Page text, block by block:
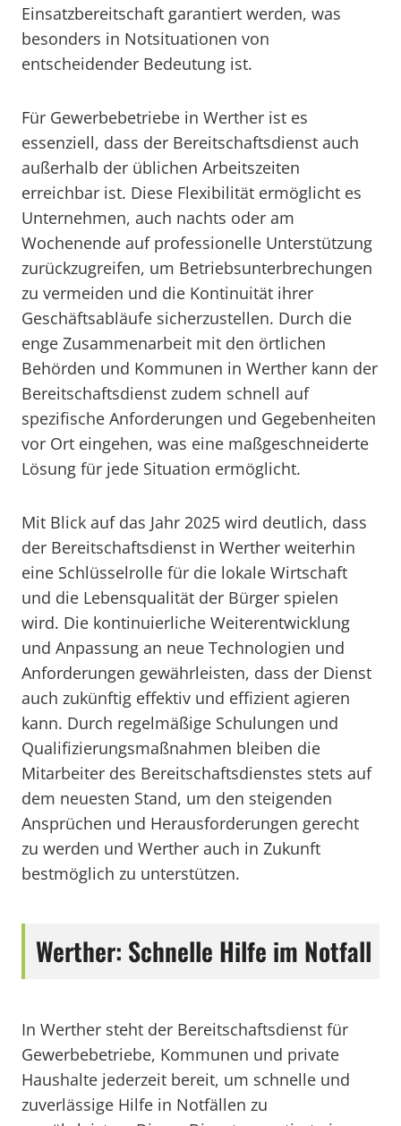
Einsatzbereitschaft garantiert werden, was
besonders in Notsituationen von
entscheidender Bedeutung ist.
Für Gewerbebetriebe in Werther ist es
essenziell, dass der Bereitschaftsdienst auch
außerhalb der üblichen Arbeitszeiten
erreichbar ist. Diese Flexibilität ermöglicht es
Unternehmen, auch nachts oder am
Wochenende auf professionelle Unterstützung
zurückzugreifen, um Betriebsunterbrechungen
zu vermeiden und die Kontinuität ihrer
Geschäftsabläufe sicherzustellen. Durch die
enge Zusammenarbeit mit den örtlichen
Behörden und Kommunen in Werther kann der
Bereitschaftsdienst zudem schnell auf
spezifische Anforderungen und Gegebenheiten
vor Ort eingehen, was eine maßgeschneiderte
Lösung für jede Situation ermöglicht.
Mit Blick auf das Jahr 2025 wird deutlich, dass
der Bereitschaftsdienst in Werther weiterhin
eine Schlüsselrolle für die lokale Wirtschaft
und die Lebensqualität der Bürger spielen
wird. Die kontinuierliche Weiterentwicklung
und Anpassung an neue Technologien und
Anforderungen gewährleisten, dass der Dienst
auch zukünftig effektiv und effizient agieren
kann. Durch regelmäßige Schulungen und
Qualifizierungsmaßnahmen bleiben die
Mitarbeiter des Bereitschaftsdienstes stets auf
dem neuesten Stand, um den steigenden
Ansprüchen und Herausforderungen gerecht
zu werden und Werther auch in Zukunft
bestmöglich zu unterstützen.
Werther: Schnelle Hilfe im Notfall
In Werther steht der Bereitschaftsdienst für
Gewerbebetriebe, Kommunen und private
Haushalte jederzeit bereit, um schnelle und
zuverlässige Hilfe in Notfällen zu